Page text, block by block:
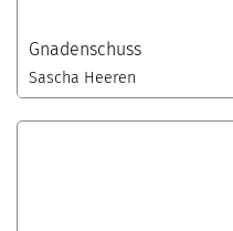
Gnadenschuss
Sascha Heeren